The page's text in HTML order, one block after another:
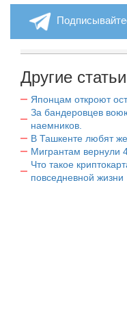
Другие
Японцам откроют
За бандеровцев
наемников.
В Ташкенте любят
Мигрантам вернули
Что такое
повседневной жизни